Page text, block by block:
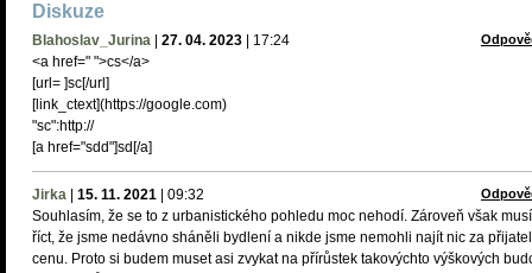
Diskuze
Blahoslav_Jurina 27. 04. 2023 17:24
<a href=" ">cs</a>
[url= ]sc[/url]
[link_сtext](https://google.com)
"sc":http://
[a href="sdd"]sd[/a]
Jirka 15. 11. 2021 09:32
Souhlasím, že se to z urbanistického pohledu moc nehodí. Zároveň však
říct, že jsme nedávno sháněli bydlení a nikde jsme nemohli najít nic za
cenu. Proto si budem muset asi zvykat na přírůstek takovýchto výškových